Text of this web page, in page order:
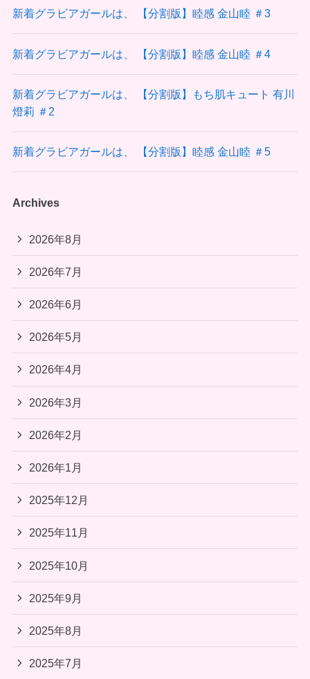
新着グラビアガールは、 【分割版】睦感 金山睦 ＃3
新着グラビアガールは、 【分割版】睦感 金山睦 ＃4
新着グラビアガールは、 【分割版】もち肌キュート 有川
燈莉 ＃2
新着グラビアガールは、 【分割版】睦感 金山睦 ＃5
Archives
2026年8月
2026年7月
2026年6月
2026年5月
2026年4月
2026年3月
2026年2月
2026年1月
2025年12月
2025年11月
2025年10月
2025年9月
2025年8月
2025年7月